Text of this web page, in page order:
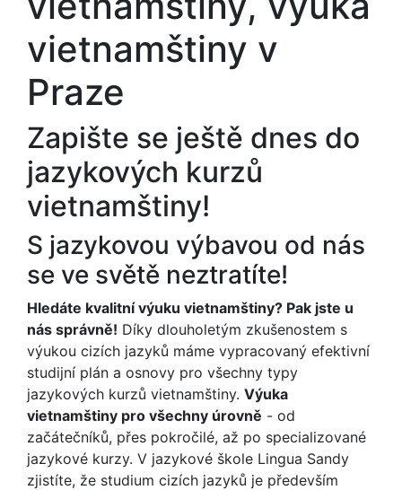
vietnamštiny v
Praze
Zapište se ještě dnes do
jazykových kurzů
vietnamštiny!
S jazykovou výbavou od nás
se ve světě neztratíte!
Hledáte kvalitní výuku vietnamštiny? Pak jste u
nás správně! Díky dlouholetým zkušenostem s
výukou cizích jazyků máme vypracovaný efektivní
studijní plán a osnovy pro všechny typy
jazykových kurzů vietnamštiny. Výuka
vietnamštiny pro všechny úrovně - od
začátečníků, přes pokročilé, až po specializované
jazykové kurzy. V jazykové škole Lingua Sandy
zjistíte, že studium cizích jazyků je především